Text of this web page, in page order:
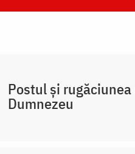
Postul și
Dumnezeu